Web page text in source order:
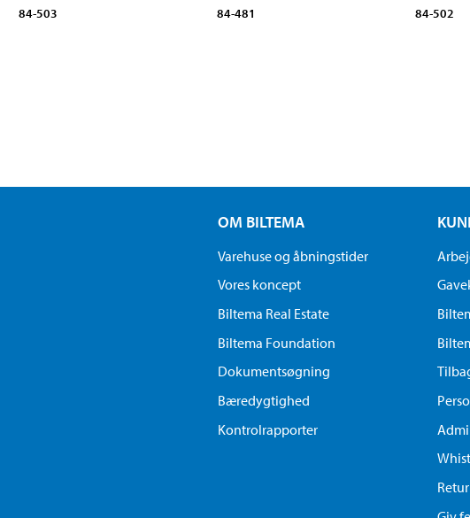
84-503 84-481 84-502
OM BILTEMA
Varehuse og åbningstider
Vores koncept
Biltema Real Estate
Biltema Foundation
Dokumentsøgning
Bæredygtighed
Kontrolrapporter